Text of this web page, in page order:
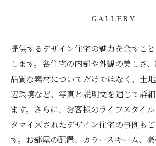
GALLERY
提供するデザイン住宅の魅力を余すこ
します。各住宅の内部や外観の美しさ
品質な素材についてだけではなく、土
辺環境など、写真と説明文を通じて詳
ます。さらに、お客様のライフスタイ
タマイズされたデザイン住宅の事例も
す。お部屋の配置、カラースキーム、豪